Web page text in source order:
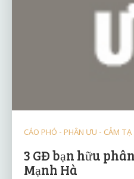
CÁO PHÓ - PHÂN ƯU - CẢM TẠ
3 GĐ bạn hữu
Mạnh Hà